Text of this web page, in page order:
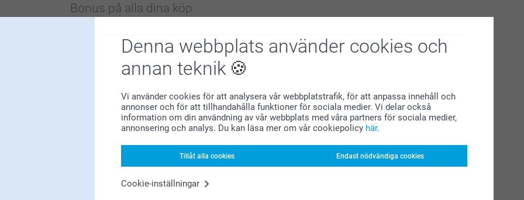
Denna webbplats använder cookies och
annan teknik
Vi använder cookies för att analysera vår webbplatstrafik, för att anpassa innehåll och
annonser och för att tillhandahålla funktioner för sociala medier. Vi delar också
information om din användning av vår webbplats med våra partners för sociala medier,
annonsering och analys. Du kan läsa mer om vår cookiepolicy här.
Tillåt alla cookies Endast nödvändiga cookies
Cookie-inställningar
Bonus på alla dina köp
Letar du efter inspiration?